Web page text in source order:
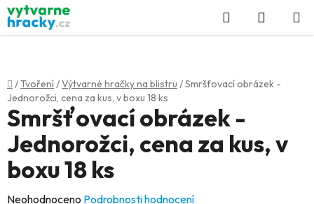
Přejít
na
obsah
Hledat
KOŠÍK
Domů
/Tvoření/Výtvarné hračky na blistru /Smršťovací obrázek -
Jednorožci, cena za kus, v boxu 18 ks
Smršťovací obrázek -
Jednorožci, cena za kus, v
boxu 18 ks
Průměrné
Neohodnoceno Podrobnosti hodnocení